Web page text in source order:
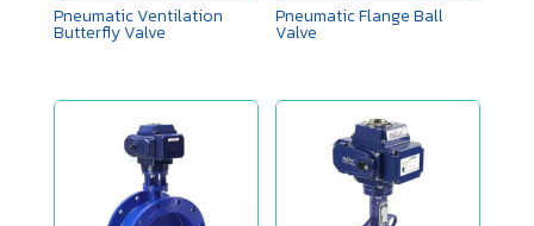
Pneumatic Ventilation
Butterfly Valve
Pneumatic Flange Ball
Valve